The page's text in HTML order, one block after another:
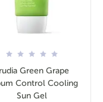
Green Grape
Control Cooling
Sun Gel